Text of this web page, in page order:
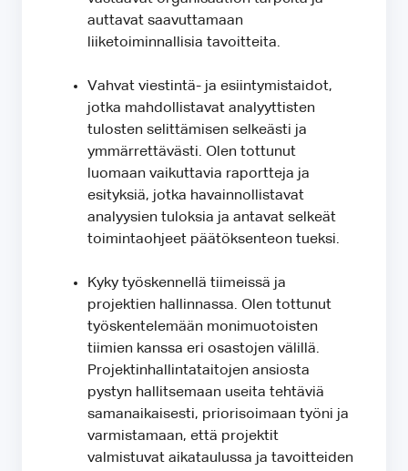
auttavat saavuttamaan
liiketoiminnallisia tavoitteita.
Vahvat viestintä- ja esiintymistaidot,
jotka mahdollistavat analyyttisten
tulosten selittämisen selkeästi ja
ymmärrettävästi. Olen tottunut
luomaan vaikuttavia raportteja ja
esityksiä, jotka havainnollistavat
analyysien tuloksia ja antavat selkeät
toimintaohjeet päätöksenteon tueksi.
Kyky työskennellä tiimeissä ja
projektien hallinnassa. Olen tottunut
työskentelemään monimuotoisten
tiimien kanssa eri osastojen välillä.
Projektinhallintataitojen ansiosta
pystyn hallitsemaan useita tehtäviä
samanaikaisesti, priorisoimaan työni ja
varmistamaan, että projektit
valmistuvat aikataulussa ja tavoitteiden